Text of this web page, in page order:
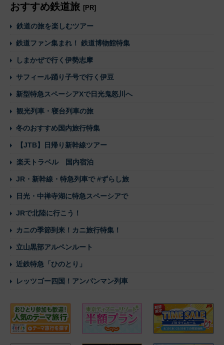
おすすめ鉄道旅 [PR]
鉄道の旅を楽しむツアー
鉄道ファン集まれ！ 鉄道博物館特集
しまかぜで行く伊勢志摩
サフィール踊り子号で行く伊豆
新型特急スペーシアXで日光鬼怒川へ
観光列車・寝台列車の旅
冬のおすすめ国内旅行特集
【JTB】日帰り新幹線ツアー
楽天トラベル 国内宿泊
JR・新幹線・特急列車で #ずらし旅
日光・中禅寺湖に特急スペーシアで
JRで北陸に行こう！
カニの季節到来！カニ旅行特集！
立山黒部アルペンルート
近鉄特急「ひのとり」
レッツゴー四国！アンパンマン列車